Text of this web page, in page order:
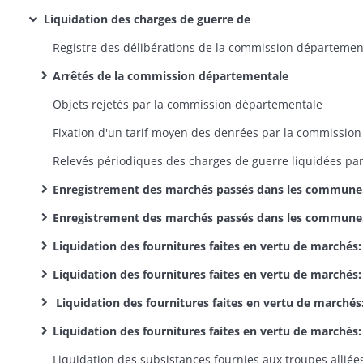
Liquidation des charges de guerre de
Arrêtés de la commission départementale
Objets rejetés par la commission départementale
Enregistrement des marchés passés dans les communes pendant l'exercice 1813
Enregistrement des marchés passés dans les communes pendant l'exercice 1814
Liquidation des fournitures faites en vertu de marchés: fournisseurs généraux de l'exercice 1813
Liquidation des fournitures faites en vertu de marchés: fournisseurs des communes de l'exercice 1813
Liquidation des fournitures faites en vertu de marchés: fournisseurs généraux de l'exercice 1814
Liquidation des fournitures faites en vertu de marchés: fournisseurs des communes de l'exercice 1814